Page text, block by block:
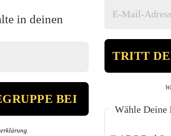
in deinen
.
Wähle Deine